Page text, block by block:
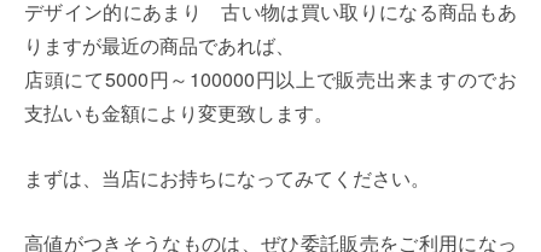
デザイン的にあまり 古い物は買い取りになる商品もあ
りますが最近の商品であれば、
店頭にて5000円～100000円以上で販売出来ますのでお
支払いも金額により変更致します。
まずは、当店にお持ちになってみてください。
高値がつきそうなものは、ぜひ委託販売をご利用になっ